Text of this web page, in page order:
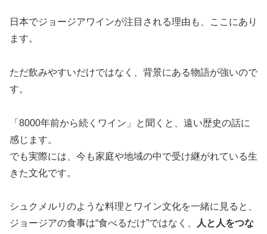
日本でジョージアワインが注目される理由も、ここにあり
ます。
ただ飲みやすいだけではなく、背景にある物語が強いので
す。
「8000年前から続くワイン」と聞くと、遠い歴史の話に
感じます。
でも実際には、今も家庭や地域の中で受け継がれている生
きた文化です。
シュクメルリのような料理とワイン文化を一緒に見ると、
ジョージアの食事は“食べるだけ”ではなく、
人と人をつな